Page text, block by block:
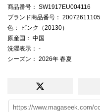
商品番号 ： SW1917EU004116
ブランド商品番号 ：
色 ： ピンク（20130）
原産国 ： 中国
洗濯表示 ： -
シーズン ： 2026年 春夏